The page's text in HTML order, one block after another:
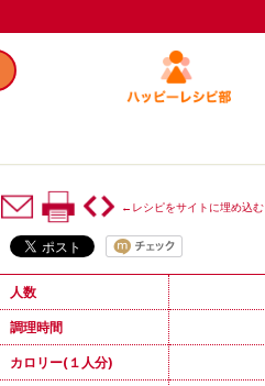
←レシピをサイトに埋め込む
人数
調理時間
カロリー(１人分)